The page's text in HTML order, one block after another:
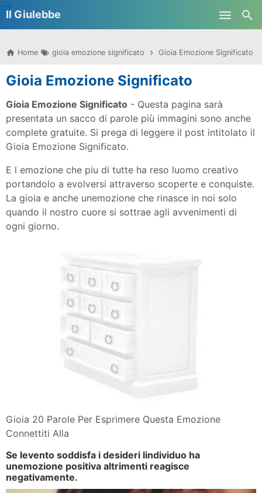
Il Giulebbe
Home gioia emozione significato Gioia Emozione Significato
Gioia Emozione Significato
Gioia Emozione Significato - Questa pagina sarà
presentata un sacco di parole più immagini sono anche
complete gratuite. Si prega di leggere il post intitolato il
Gioia Emozione Significato.
E l emozione che piu di tutte ha reso luomo creativo
portandolo a evolversi attraverso scoperte e conquiste.
La gioia e anche unemozione che rinasce in noi solo
quando il nostro cuore si sottrae agli avvenimenti di
ogni giorno.
Gioia 20 Parole Per Esprimere Questa Emozione
Connettiti Alla
Se levento soddisfa i desideri lindividuo ha
unemozione positiva altrimenti reagisce
negativamente.